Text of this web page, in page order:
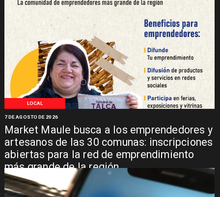
LOCAL
Market Maule busca a los emprendedores y
artesanos de las 30 comunas: inscripciones
abiertas para la red de emprendimiento
más grande de la región
7 DE AGOSTO DE 2026